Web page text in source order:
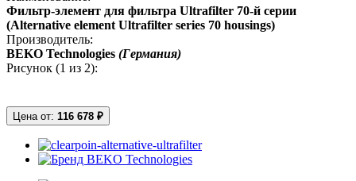
Фильтр-элемент для фильтра Ultrafilter 70-й серии
(Alternative element Ultrafilter series 70 housings)
Производитель:
BEKO Technologies (Германия)
Рисунок (1 из 2):
Цена от: 116 678 ₽